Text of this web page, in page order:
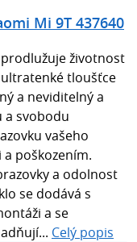
Mi 9T 437640
životnost
ultratenké tloušťce
a neviditelný a
a svobodu
vašeho
poškozením.
a odolnost
se dodává s
a se
Celý popis